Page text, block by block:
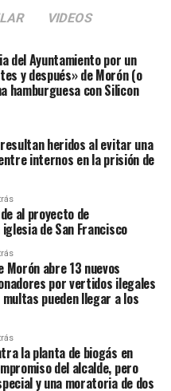
VIDEOS
del Ayuntamiento por un
y después» de Morón (o
hamburguesa con Silicon
heridos al evitar una
internos en la prisión de
al proyecto de
de San Francisco
Morón abre 13 nuevos
por vertidos ilegales
pueden llegar a los
la planta de biogás en
del alcalde, pero
y una moratoria de dos